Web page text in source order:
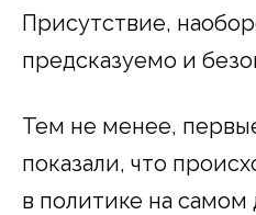
Присутствие,
предсказуемо и
Тем не менее,
показали, что
в политике на самом